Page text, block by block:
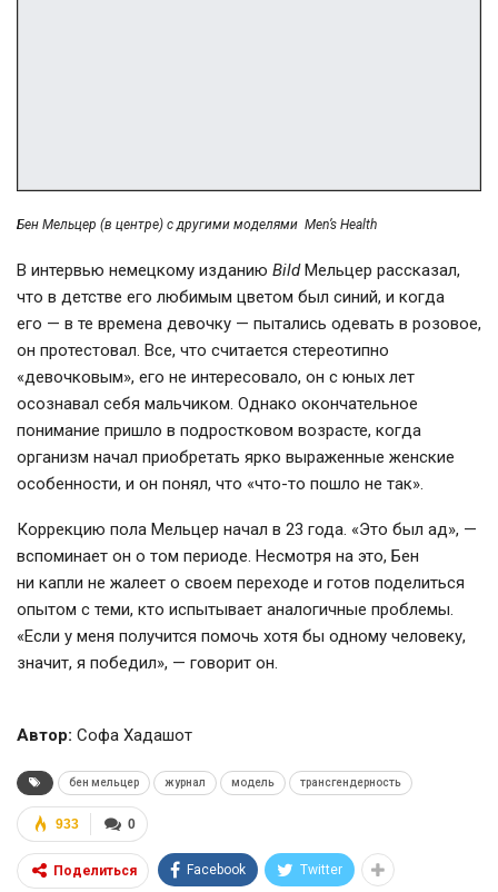
Бен Мельцер (в центре) с другими моделями Men’s Health
В интервью немецкому изданию BildМельцер рассказал,
что в детстве его любимым цветом был синий, и когда
его — в те времена девочку — пытались одевать в розовое,
он протестовал. Все, что считается стереотипно
«девочковым», его не интересовало, он с юных лет
осознавал себя мальчиком. Однако окончательное
понимание пришло в подростковом возрасте, когда
организм начал приобретать ярко выраженные женские
особенности, и он понял, что «что-то пошло не так».
Коррекцию пола Мельцер начал в 23 года. «Это был ад», —
вспоминает он о том периоде. Несмотря на это, Бен
ни капли не жалеет о своем переходе и готов поделиться
опытом с теми, кто испытывает аналогичные проблемы.
«Если у меня получится помочь хотя бы одному человеку,
значит, я победил», — говорит он.
Автор: Софа Хадашот
бен мельцер журнал модель трансгендерность
0
933
Поделиться Facebook Twitter